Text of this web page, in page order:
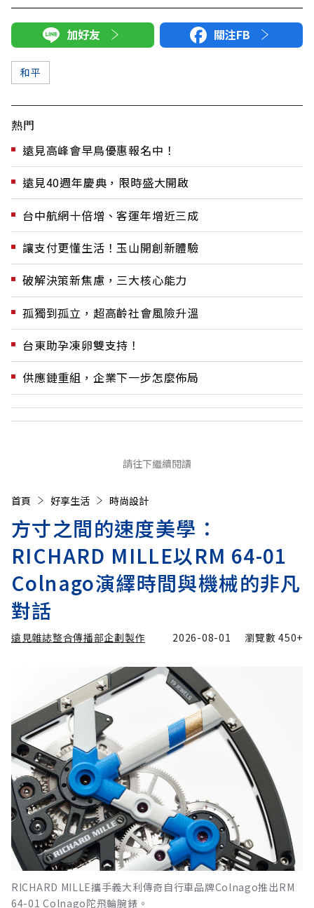
加好友 關注FB
和平
熱門
遠見高峰會早鳥優惠報名中！
遠見40週年慶典，限時盛大開啟
台中航網十倍增、客運年增近三成
讓支付更懂生活！玉山開創新體驗
破解決策新焦慮，三大核心能力
孤獨到孤立，超高齡社會風險升溫
台東助孕凍卵雙支持！
供應鏈重組，企業下一步怎麼佈局
請往下繼續閱讀
首頁 好享生活 時尚設計
方寸之間的速度美學：
RICHARD MILLE以RM 64-01
Colnago演繹時間與機械的非凡
對話
遠見雜誌整合傳播部企劃製作 2026-08-01 瀏覽數450+
RICHARD MILLE攜手義大利傳奇自行車品牌Colnago推出RM
64-01 Colnago陀飛輪腕錶。